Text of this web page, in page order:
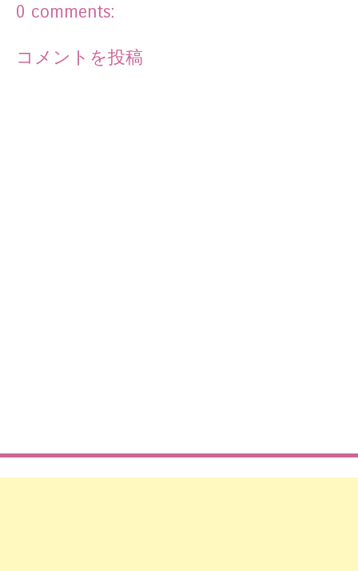
0 comments:
コメントを投稿